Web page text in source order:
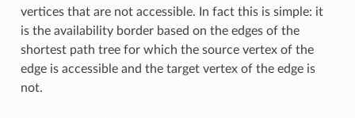
vertices that are not accessible. In fact this is simple: it
is the availability border based on the edges of the
shortest path tree for which the source vertex of the
edge is accessible and the target vertex of the edge is
not.